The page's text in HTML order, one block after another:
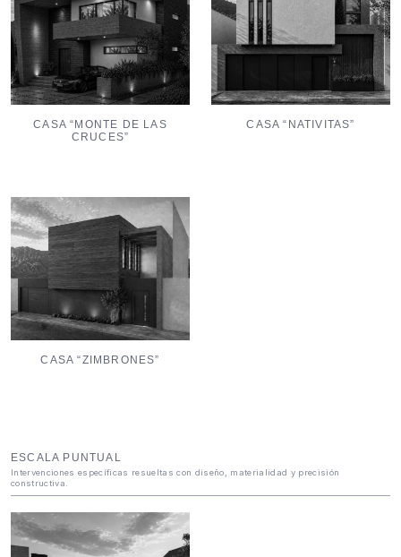
CASA “MONTE DE LAS
CRUCES”
CASA “NATIVITAS”
CASA “ZIMBRONES”
ESCALA PUNTUAL
Intervenciones específicas resueltas con diseño, materialidad y precisión
constructiva.